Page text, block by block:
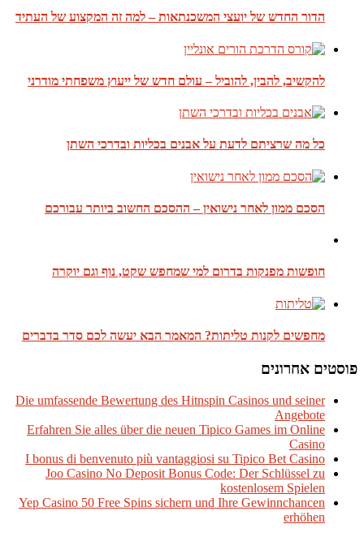
הדור החדש של יועצי המשכנתאות – למה זה המקצוע של העתיד
להקשיב, להבין, להוביל – עולם חדש של ייעוץ משפחתי מודרני
כל מה שרציתם לדעת על אבנים בכליות ובדרכי השתן
הסכם ממון לאחר נישואין – ההסכם החשוב ביותר עבורכם
חופשות מפנקות בדרום למי שמחפש שקט, נוף וגם יוקרה
מחפשים לקנות טליתות? המאמר הבא יעשה לכם סדר בדברים
פוסטים אחרונים
Die umfassende Bewertung des Hitnspin Casinos und seiner
Angebote
Erfahren Sie alles über die neuen Tipico Games im Online
Casino
I bonus di benvenuto più vantaggiosi su Tipico Bet Casino
Joo Casino No Deposit Bonus Code: Der Schlüssel zu
kostenlosem Spielen
Yep Casino 50 Free Spins sichern und Ihre Gewinnchancen
erhöhen